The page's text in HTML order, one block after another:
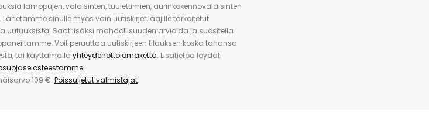
lamppujen, valaisinten, tuulettimien, aurinkokennovalaisinten
sinulle myös vain uutiskirjetilaajille tarkoitetut
uutuuksista. Saat lisäksi mahdollisuuden arvioida ja suositella
Voit peruuttaa uutiskirjeen tilauksen koska tahansa
tai käyttämällä yhteydenottolomaketta. Lisätietoa löydät
.
109 €. Poissuljetut valmistajat.